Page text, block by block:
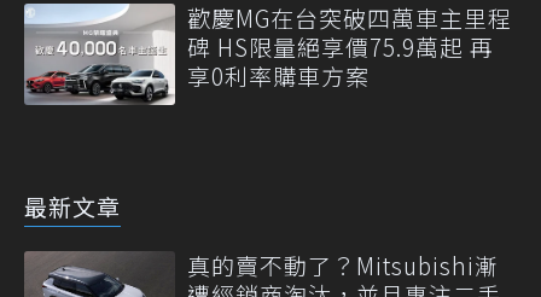
歡慶MG在台突破四萬車主里程
碑 HS限量絕享價75.9萬起 再
享0利率購車方案
最新文章
真的賣不動了？Mitsubishi漸